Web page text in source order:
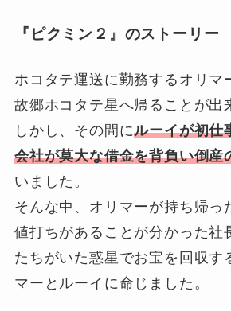
『ピクミン２』のストーリー
ホコタテ運送に勤務するオリマ
故郷ホコタテ星へ帰ることが出
しかし、その間にルーイが初仕
会社が莫大な借金を背負い倒産
いました。
そんな中、オリマーが持ち帰っ
値打ちがあることが分かった社
たちがいた惑星でお宝を回収す
マーとルーイに命じました。